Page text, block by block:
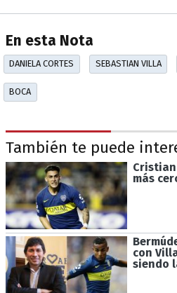
En esta Nota
DANIELA CORTES SEBASTIAN VILLA
BOCA
También te puede
más
con
siendo